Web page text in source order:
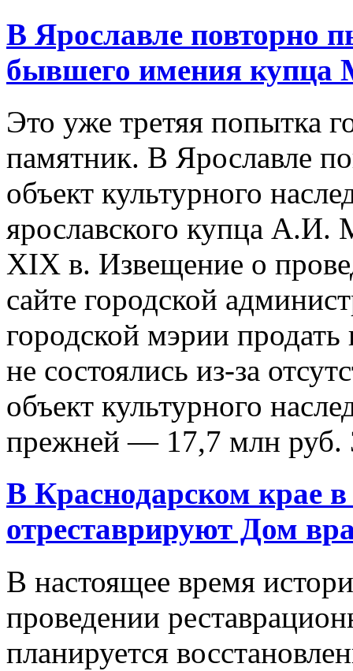
В Ярославле повторно
бывшего имения купца
Это уже третяя попытка
памятник. В Ярославле
объект культурного
ярославского купца А.И.
XIX в. Извещение о
сайте городской
городской мэрии
не состоялись из-за
объект культурного
прежней — 17,7 млн руб.
В Краснодарском крае
отреставрируют Дом
В настоящее время
проведении
планируется